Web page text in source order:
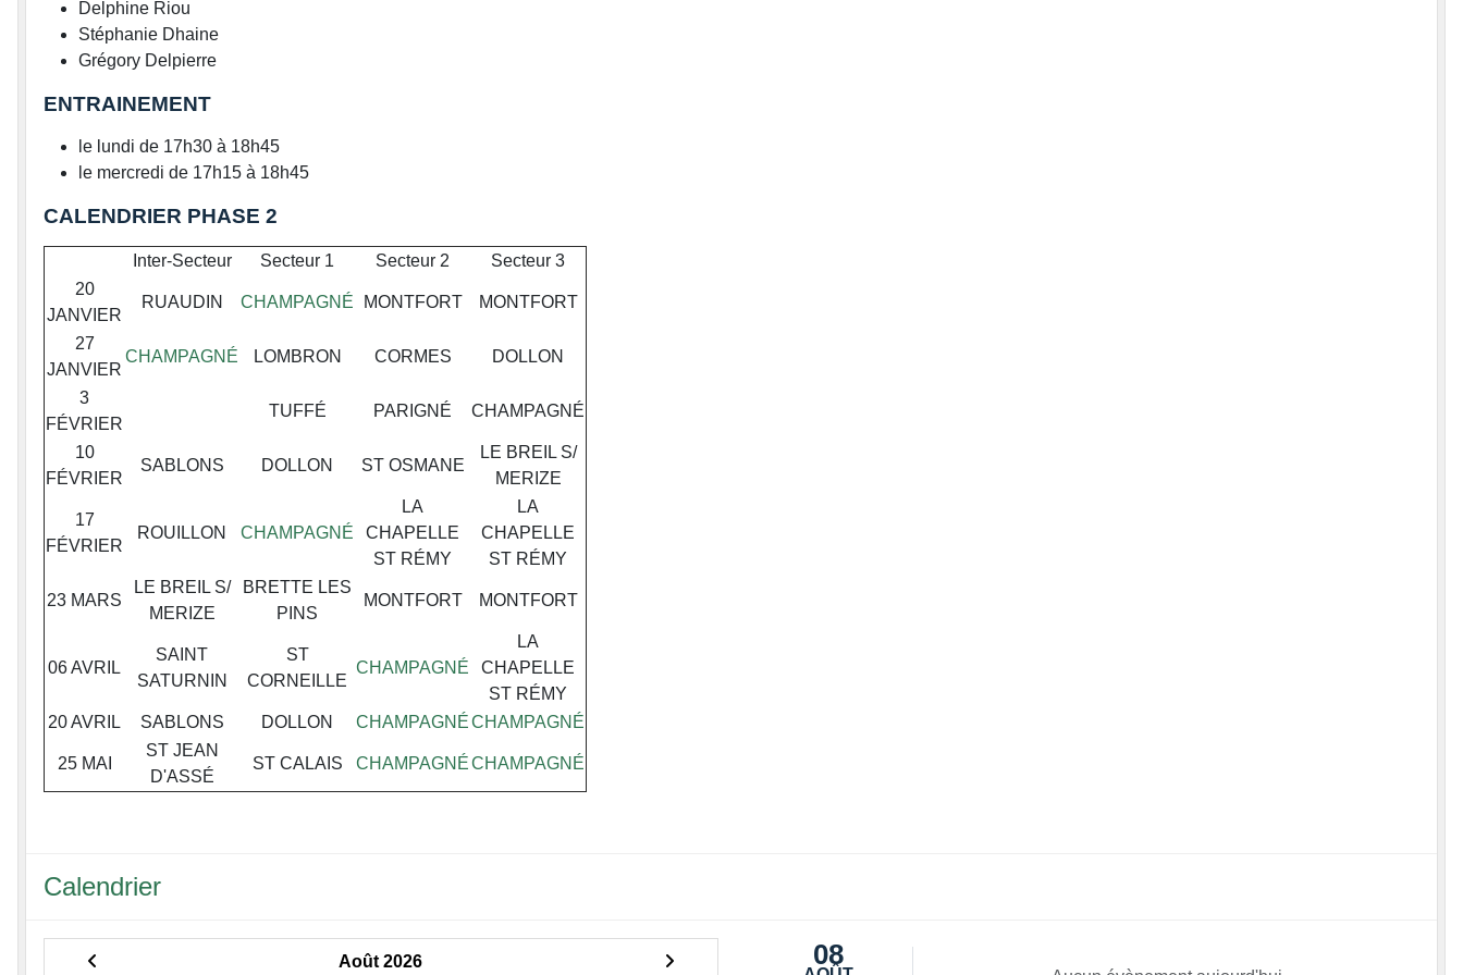
Delphine Riou
Stéphanie Dhaine
Grégory Delpierre
ENTRAINEMENT
le lundi de 17h30 à 18h45
le mercredi de 17h15 à 18h45
CALENDRIER PHASE 2
Inter-Secteur Secteur 1 Secteur 2
Secteur 3
20
JANVIER
RUAUDIN CHAMPAGNÉ MONTFORT MONTFORT
27
JANVIER
CHAMPAGNÉ LOMBRON CORMES DOLLON
3
FÉVRIER
TUFFÉ PARIGNÉ CHAMPAGNÉ
10
FÉVRIER
SABLONS DOLLON ST OSMANE
LE BREIL S/
MERIZE
17
FÉVRIER
ROUILLON CHAMPAGNÉ
LA
CHAPELLE
ST RÉMY
LA
CHAPELLE
ST RÉMY
23 MARS
LE BREIL S/
MERIZE
BRETTE LES
PINS
MONTFORT MONTFORT
06 AVRIL
SAINT
SATURNIN
ST
CORNEILLE
CHAMPAGNÉ
LA
CHAPELLE
ST RÉMY
20 AVRIL
SABLONS DOLLON CHAMPAGNÉCHAMPAGNÉ
25 MAI
ST JEAN
D'ASSÉ
ST CALAIS CHAMPAGNÉCHAMPAGNÉ
Calendrier
Août 2026 08